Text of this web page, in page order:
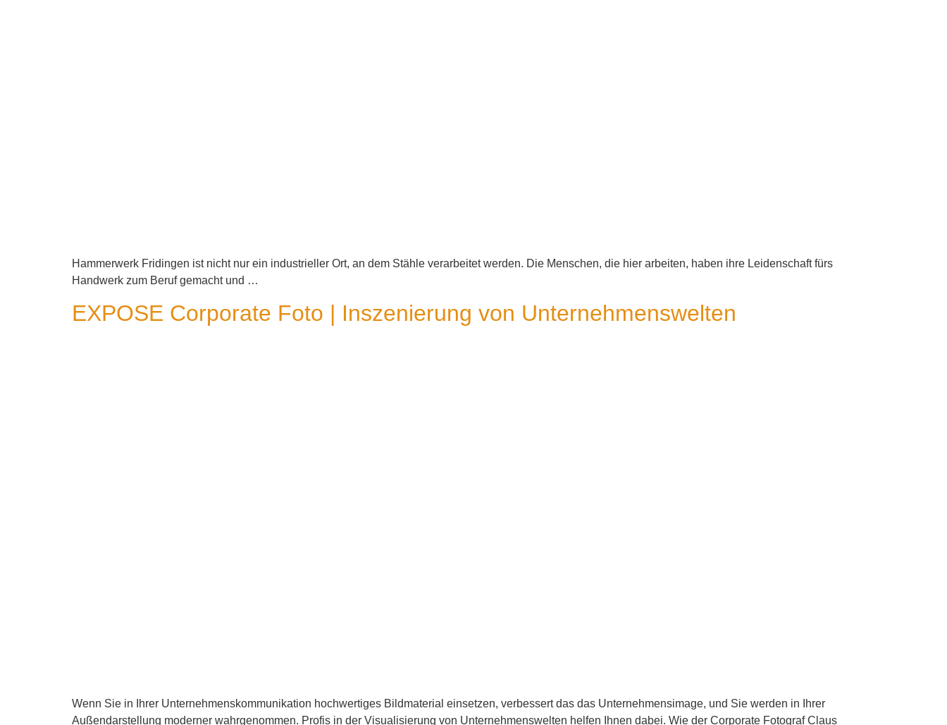
Hammerwerk Fridingen ist nicht nur ein industrieller Ort, an dem Stähle verarbeitet werden. Die Menschen, die hier arbeiten, haben ihre Leidenschaft fürs
Handwerk zum Beruf gemacht und …
EXPOSE Corporate Foto | Inszenierung von Unternehmenswelten
Wenn Sie in Ihrer Unternehmenskommunikation hochwertiges Bildmaterial einsetzen, verbessert das das Unternehmensimage, und Sie werden in Ihrer
Außendarstellung moderner wahrgenommen. Profis in der Visualisierung von Unternehmenswelten helfen Ihnen dabei. Wie der Corporate Fotograf Claus